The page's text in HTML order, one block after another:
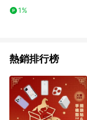
1%
熱銷排行榜